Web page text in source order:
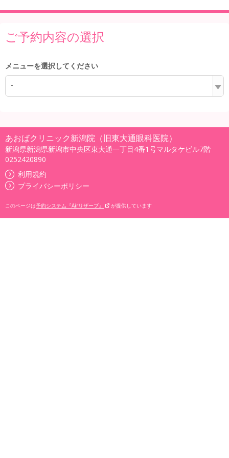
ご予約内容の選択
メニューを選択してください
-
あおばクリニック新潟院（旧東大通眼科医院）
新潟県新潟県新潟市中央区東大通一丁目4番1号マルタケビル7階
0252420890
利用規約
プライバシーポリシー
このページは予約システム『Airリザーブ』 が提供しています